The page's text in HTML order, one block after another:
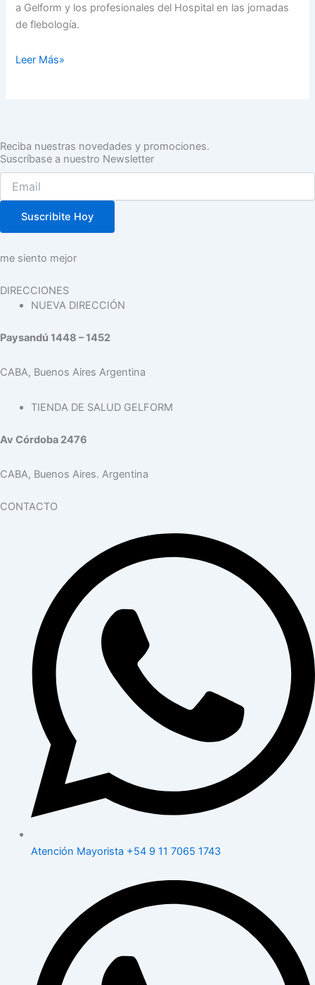
a Gelform y los profesionales del Hospital en las jornadas
de flebología.
Leer Más»
Reciba nuestras novedades y promociones.
Suscríbase a nuestro Newsletter
Suscribite Hoy
me siento mejor
DIRECCIONES
NUEVA DIRECCIÓN
Paysandú 1448 – 1452
CABA, Buenos Aires Argentina
TIENDA DE SALUD GELFORM
Av Córdoba 2476
CABA, Buenos Aires. Argentina
CONTACTO
Atención Mayorista +54 9 11 7065 1743